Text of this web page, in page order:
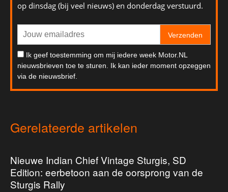
op dinsdag (bij veel nieuws) en donderdag verstuurd.
Verzenden
Ik geef toestemming om mij iedere week Motor.NL
nieuwsbrieven toe te sturen. Ik kan ieder moment opzeggen
via de nieuwsbrief.
Gerelateerde artikelen
Nieuwe Indian Chief Vintage Sturgis, SD
Edition: eerbetoon aan de oorsprong van de
Sturgis Rally